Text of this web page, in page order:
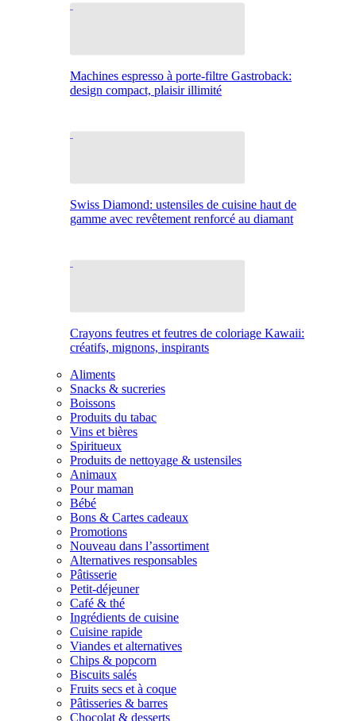
Machines espresso à porte-filtre Gastroback:
design compact, plaisir illimité
Swiss Diamond: ustensiles de cuisine haut de
gamme avec revêtement renforcé au diamant
Crayons feutres et feutres de coloriage Kawaii:
créatifs, mignons, inspirants
Aliments
Snacks & sucreries
Boissons
Produits du tabac
Vins et bières
Spiritueux
Produits de nettoyage & ustensiles
Animaux
Pour maman
Bébé
Bons & Cartes cadeaux
Promotions
Nouveau dans l’assortiment
Alternatives responsables
Pâtisserie
Petit-déjeuner
Café & thé
Ingrédients de cuisine
Cuisine rapide
Viandes et alternatives
Chips & popcorn
Biscuits salés
Fruits secs et à coque
Pâtisseries & barres
Chocolat & desserts